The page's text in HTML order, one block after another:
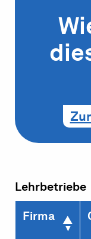
Lehrbetriebe
Firma